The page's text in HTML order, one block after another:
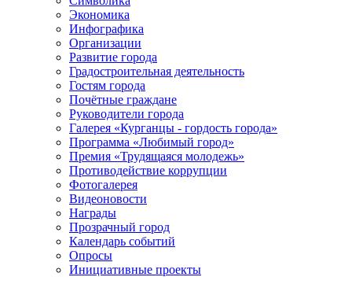
Экономика
Инфографика
Организации
Развитие города
Градостроительная деятельность
Гостям города
Почётные граждане
Руководители города
Галерея «Курганцы - гордость города»
Программа «Любимый город»
Премия «Трудящаяся молодежь»
Противодействие коррупции
Фотогалерея
Видеоновости
Награды
Прозрачный город
Календарь событий
Опросы
Инициативные проекты